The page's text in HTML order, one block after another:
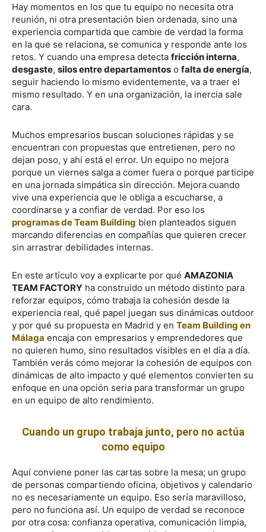
Hay momentos en los que tu equipo no necesita otra
reunión, ni otra presentación bien ordenada, sino una
experiencia compartida que cambie de verdad la forma
en la que se relaciona, se comunica y responde ante los
retos. Y cuando una empresa detecta fricción interna,
desgaste, silos entre departamentos o falta de energía,
seguir haciendo lo mismo evidentemente, va a traer el
mismo resultado. Y en una organización, la inercia sale
cara.
Muchos empresarios buscan soluciones rápidas y se
encuentran con propuestas que entretienen, pero no
dejan poso, y ahí está el error. Un equipo no mejora
porque un viernes salga a comer fuera o porque participe
en una jornada simpática sin dirección. Mejora cuando
vive una experiencia que le obliga a escucharse, a
coordinarse y a confiar de verdad. Por eso los
programas de Team Building bien planteados siguen
marcando diferencias en compañías que quieren crecer
sin arrastrar debilidades internas.
En este artículo voy a explicarte por qué AMAZONIA
TEAM FACTORY ha construido un método distinto para
reforzar equipos, cómo trabaja la cohesión desde la
experiencia real, qué papel juegan sus dinámicas outdoor
y por qué su propuesta en Madrid y en Team Building en
Málaga encaja con empresarios y emprendedores que
no quieren humo, sino resultados visibles en el día a día.
También verás cómo mejorar la cohesión de equipos con
dinámicas de alto impacto y qué elementos convierten su
enfoque en una opción seria para transformar un grupo
en un equipo de alto rendimiento.
Cuando un grupo trabaja junto, pero no actúa
como equipo
Aquí conviene poner las cartas sobre la mesa; un grupo
de personas compartiendo oficina, objetivos y calendario
no es necesariamente un equipo. Eso sería maravilloso,
pero no funciona así. Un equipo de verdad se reconoce
por otra cosa: confianza operativa, comunicación limpia,